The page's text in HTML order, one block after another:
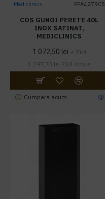
Mediclinics PPA4279CS
COS GUNOI PERETE 40L
INOX SATINAT,
MEDICLINICS
1.072,50 lei + TVA
1.297,73 lei TVA inclus
Cumpara acum